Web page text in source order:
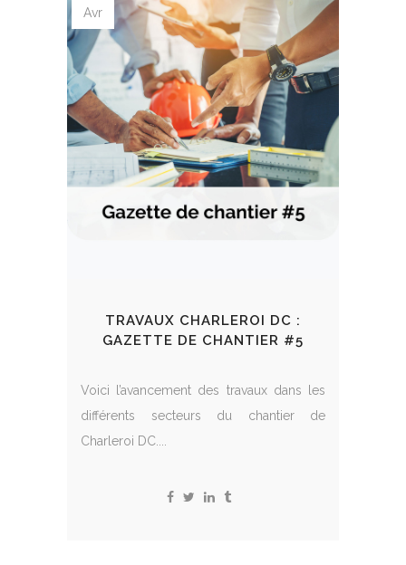
Avr
TRAVAUX CHARLEROI DC :
GAZETTE DE CHANTIER #5
Voici l’avancement des travaux dans les
différents secteurs du chantier de
Charleroi DC....